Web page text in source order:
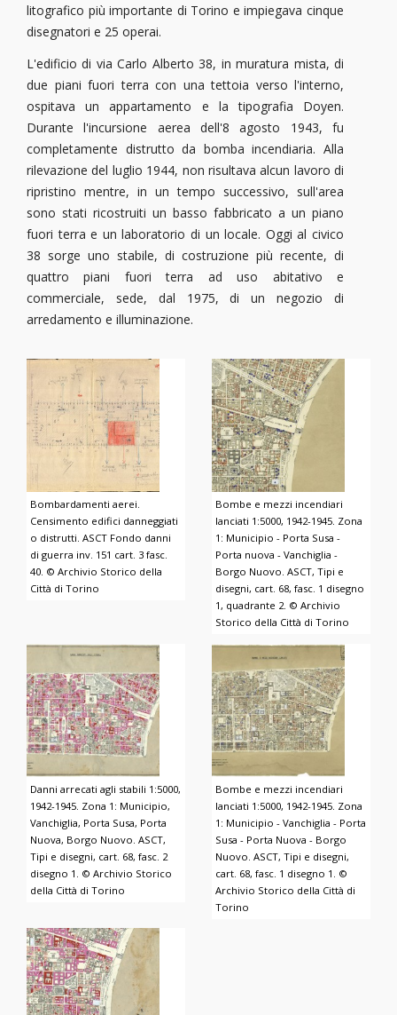
litografico più importante di Torino e impiegava cinque
disegnatori e 25 operai.
L'edificio di via Carlo Alberto 38, in muratura mista, di
due piani fuori terra con una tettoia verso l'interno,
ospitava un appartamento e la tipografia Doyen.
Durante l'incursione aerea dell'8 agosto 1943, fu
completamente distrutto da bomba incendiaria. Alla
rilevazione del luglio 1944, non risultava alcun lavoro di
ripristino mentre, in un tempo successivo, sull'area
sono stati ricostruiti un basso fabbricato a un piano
fuori terra e un laboratorio di un locale. Oggi al civico
38 sorge uno stabile, di costruzione più recente, di
quattro piani fuori terra ad uso abitativo e
commerciale, sede, dal 1975, di un negozio di
arredamento e illuminazione.
Bombardamenti aerei.
Censimento edifici danneggiati
o distrutti. ASCT Fondo danni
di guerra inv. 151 cart. 3 fasc.
40. © Archivio Storico della
Città di Torino
Bombe e mezzi incendiari
lanciati 1:5000, 1942-1945. Zona
1: Municipio - Porta Susa -
Porta nuova - Vanchiglia -
Borgo Nuovo. ASCT, Tipi e
disegni, cart. 68, fasc. 1 disegno
1, quadrante 2. © Archivio
Storico della Città di Torino
Danni arrecati agli stabili 1:5000,
1942-1945. Zona 1: Municipio,
Vanchiglia, Porta Susa, Porta
Nuova, Borgo Nuovo. ASCT,
Tipi e disegni, cart. 68, fasc. 2
disegno 1. © Archivio Storico
della Città di Torino
Bombe e mezzi incendiari
lanciati 1:5000, 1942-1945. Zona
1: Municipio - Vanchiglia - Porta
Susa - Porta Nuova - Borgo
Nuovo. ASCT, Tipi e disegni,
cart. 68, fasc. 1 disegno 1. ©
Archivio Storico della Città di
Torino